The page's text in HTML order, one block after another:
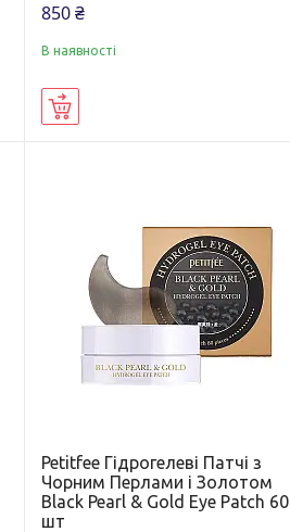
850 ₴
В наявності
Petitfee Гідрогелеві Патчі з
Чорним Перлами і Золотом
Black Pearl & Gold Eye Patch 60
шт